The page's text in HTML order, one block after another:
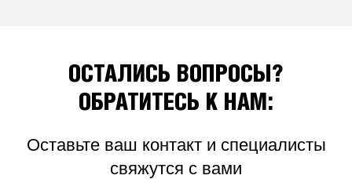
ОСТАЛИСЬ ВОПРОСЫ?
ОБРАТИТЕСЬ К НАМ:
Оставьте ваш контакт и специалисты
свяжутся с вами